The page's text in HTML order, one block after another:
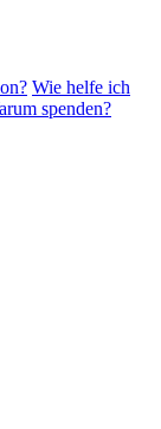
Wie helfe ich
spenden?